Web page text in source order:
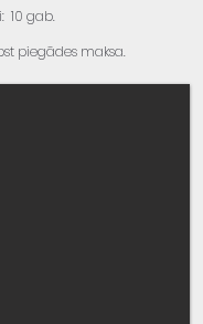
10 gab.
piegādes maksa.